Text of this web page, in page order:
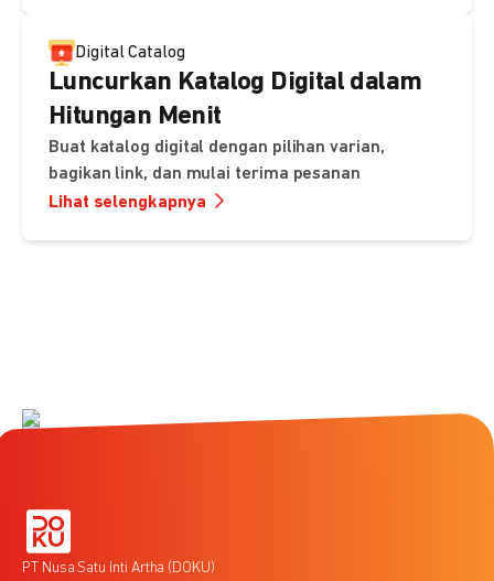
Digital Catalog
Luncurkan Katalog Digital dalam
Hitungan Menit
Buat katalog digital dengan pilihan varian,
bagikan link, dan mulai terima pesanan
Lihat selengkapnya
PT Nusa Satu Inti Artha (DOKU)